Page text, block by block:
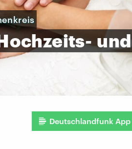
und
Deutschlandfunk App